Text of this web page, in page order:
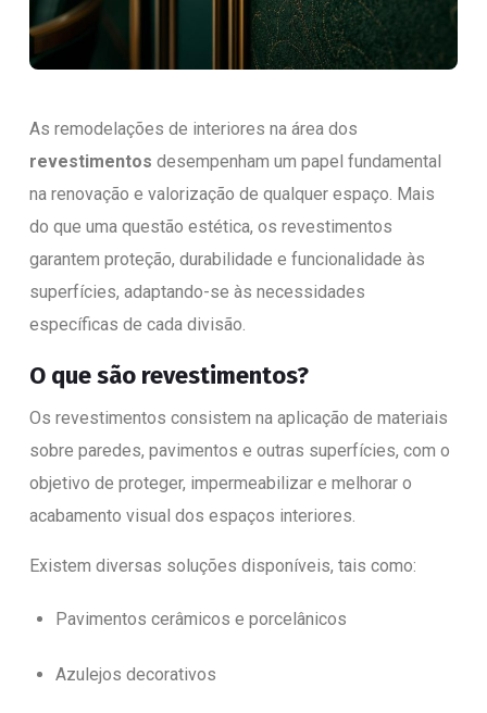
As remodelações de interiores na área dos
revestimentos desempenham um papel fundamental
na renovação e valorização de qualquer espaço. Mais
do que uma questão estética, os revestimentos
garantem proteção, durabilidade e funcionalidade às
superfícies, adaptando-se às necessidades
específicas de cada divisão.
O que são revestimentos?
Os revestimentos consistem na aplicação de materiais
sobre paredes, pavimentos e outras superfícies, com o
objetivo de proteger, impermeabilizar e melhorar o
acabamento visual dos espaços interiores.
Existem diversas soluções disponíveis, tais como:
Pavimentos cerâmicos e porcelânicos
Azulejos decorativos